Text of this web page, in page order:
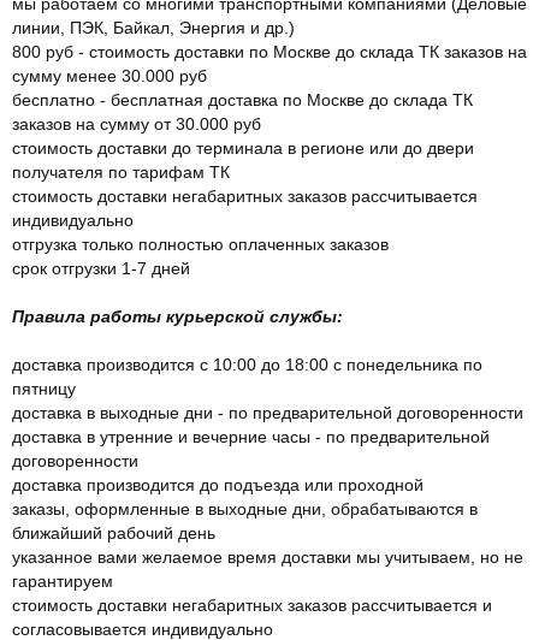
линии, ПЭК, Байкал, Энергия и др.)
800 руб - стоимость доставки по Москве до склада ТК заказов на
сумму менее 30.000 руб
бесплатно - бесплатная доставка по Москве до склада ТК
заказов на сумму от 30.000 руб
стоимость доставки до терминала в регионе или до двери
получателя по тарифам ТК
стоимость доставки негабаритных заказов рассчитывается
индивидуально
отгрузка только полностью оплаченных заказов
срок отгрузки 1-7 дней
Правила работы курьерской службы:
доставка производится с 10:00 до 18:00 с понедельника по
пятницу
доставка в выходные дни - по предварительной договоренности
доставка в утренние и вечерние часы - по предварительной
договоренности
доставка производится до подъезда или проходной
заказы, оформленные в выходные дни, обрабатываются в
ближайший рабочий день
указанное вами желаемое время доставки мы учитываем, но не
гарантируем
стоимость доставки негабаритных заказов рассчитывается и
согласовывается индивидуально